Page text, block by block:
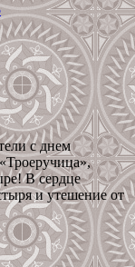
с днем
В сердце
и утешение от